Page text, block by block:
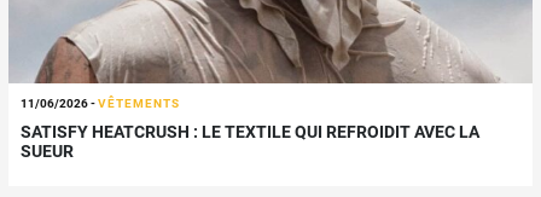
11/06/2026-VÊTEMENTS
SATISFY HEATCRUSH : LE TEXTILE QUI REFROIDIT AVEC LA
SUEUR